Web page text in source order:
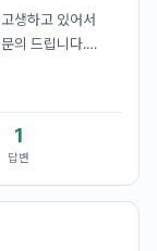
생하고 있어서
의 드립니다.
데, 내과에서 약을
시 재발하는 패턴이
1
답변